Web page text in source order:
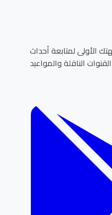
الأولى لمتابعة أحداث
الناقلة والمواعيد